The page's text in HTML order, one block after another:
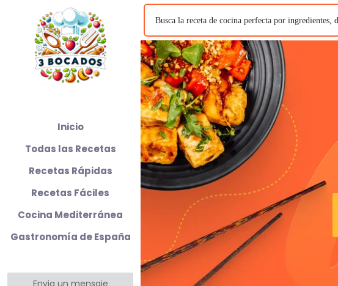
Inicio
Todas las Recetas
Recetas Rápidas
Recetas Fáciles
Cocina Mediterránea
Gastronomía de España
Envia un mensaje